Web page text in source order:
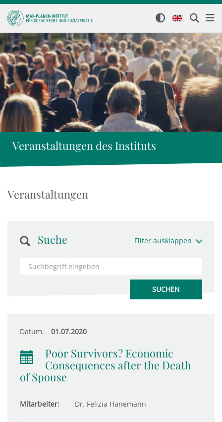
Veranstaltungen des Instituts
Veranstaltungen
Suche Filter ausklappen
Datum: 01.07.2020
Poor Survivors? Economic
Consequences after the Death
of Spouse
Mitarbeiter: Dr. Felizia Hanemann